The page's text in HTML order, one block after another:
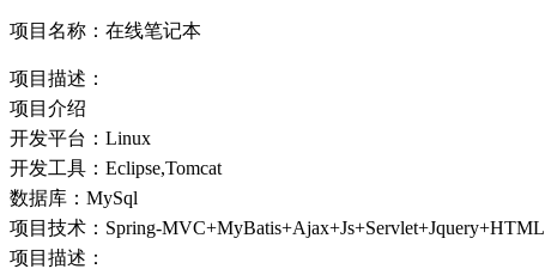
项目名称：在线笔记本
项目描述：
项目介绍
开发平台：Linux
开发工具：Eclipse,Tomcat
数据库：MySql
项目技术：Spring-MVC+MyBatis+Ajax+Js+Servlet+Jquery+HTML
项目描述：